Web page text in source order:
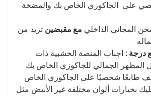
على الجاكوزي الخاص بك والمضخة
المجاني الداخلي مع مقبضين تزيد من
درجة : اجناب المنصة الخشبية ذات
المظهر الجمالي للجاكوزي الخاص بك
طابعًا شخصيًا على الجاكوزي الخاص
بخيارات ألوان مختلفة غير الأبيض مثل